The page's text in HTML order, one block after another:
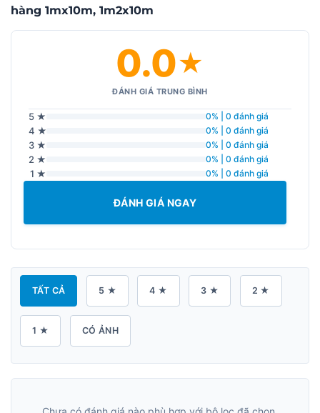
hàng 1mx10m, 1m2x10m
0.0★
ĐÁNH GIÁ TRUNG BÌNH
5 ★ 0% | 0 đánh giá
4 ★ 0% | 0 đánh giá
3 ★ 0% | 0 đánh giá
2 ★ 0% | 0 đánh giá
1 ★ 0% | 0 đánh giá
ĐÁNH GIÁ NGAY
TẤT CẢ 5 ★ 4 ★ 3 ★ 2 ★
1 ★ CÓ ẢNH